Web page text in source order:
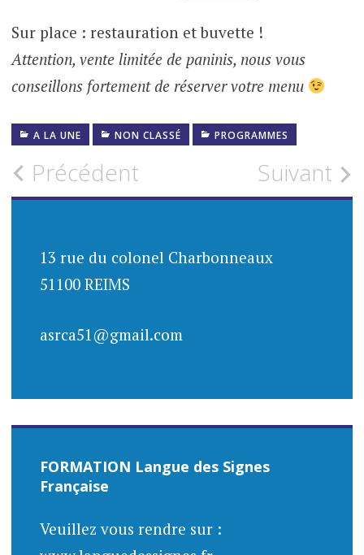
Sur place : restauration et buvette !
Attention, vente limitée de paninis, nous vous
conseillons fortement de réserver votre menu
A LA UNE NON CLASSÉ PROGRAMMES
Navigation
des
articles
Précédent Suivant
13 rue du colonel Charbonneaux
51100 REIMS
asrca51@gmail.com
FORMATION Langue des Signes
Française
Veuillez vous rendre sur :